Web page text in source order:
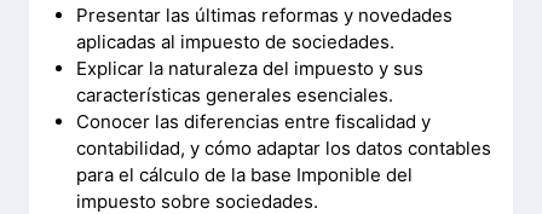
Presentar las últimas reformas y novedades
aplicadas al impuesto de sociedades.
Explicar la naturaleza del impuesto y sus
características generales esenciales.
Conocer las diferencias entre fiscalidad y
contabilidad, y cómo adaptar los datos contables
para el cálculo de la base Imponible del
impuesto sobre sociedades.